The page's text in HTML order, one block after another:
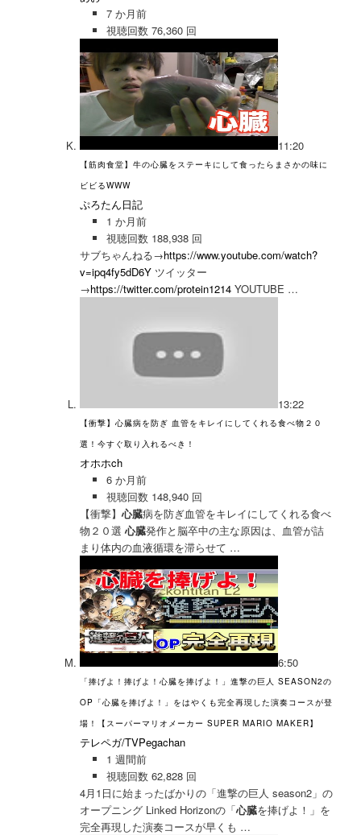
7 か月前
視聴回数 76,360 回
11:20
【筋肉食堂】牛の心臓をステーキにして食ったらまさかの味に
ビビるWWW
ぷろたん日記
1 か月前
視聴回数 188,938 回
サブちゃんねる→https://www.youtube.com/watch?
v=ipq4fy5dD6Y ツイッター
→https://twitter.com/protein1214 YOUTUBE …
13:22
【衝撃】心臓病を防ぎ 血管をキレイにしてくれる食べ物２０
選！今すぐ取り入れるべき！
オホホch
6 か月前
視聴回数 148,940 回
【衝撃】心臓病を防ぎ血管をキレイにしてくれる食べ
物２０選 心臓発作と脳卒中の主な原因は、血管が詰
まり体内の血液循環を滞らせて …
6:50
「捧げよ！捧げよ！心臓を捧げよ！」進撃の巨人 SEASON2の
OP「心臓を捧げよ！」をはやくも完全再現した演奏コースが登
場！【スーパーマリオメーカー SUPER MARIO MAKER】
テレペガ/TVPegachan
1 週間前
視聴回数 62,828 回
4月1日に始まったばかりの「進撃の巨人 season2」の
オープニング Linked Horizonの「心臓を捧げよ！」を
完全再現した演奏コースが早くも …